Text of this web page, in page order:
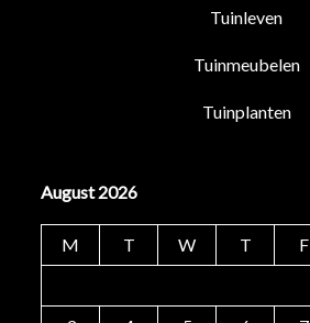
Tuinleven
Tuinmeubelen
Tuinplanten
August 2026
M T W T F